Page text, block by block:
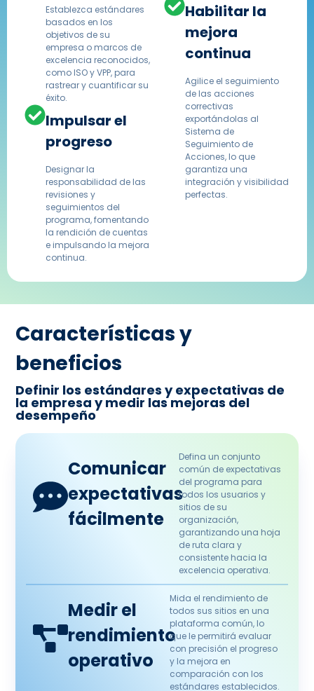
Establezca estándares
basados ​​en los
objetivos de su
empresa o marcos de
excelencia reconocidos,
como ISO y VPP, para
rastrear y cuantificar su
éxito.
Impulsar el
progreso
Designar la
responsabilidad de las
revisiones y
seguimientos del
programa, fomentando
la rendición de cuentas
e impulsando la mejora
continua.
Habilitar la
mejora
continua
Agilice el seguimiento
de las acciones
correctivas
exportándolas al
Sistema de
Seguimiento de
Acciones, lo que
garantiza una
integración y visibilidad
perfectas.
Características y
beneficios
Definir los estándares y expectativas de
la empresa y medir las mejoras del
desempeño
Comunicar
expectativas
fácilmente
Defina un conjunto
común de expectativas
del programa para
todos los usuarios y
sitios de su
organización,
garantizando una hoja
de ruta clara y
consistente hacia la
excelencia operativa.
Medir el
rendimiento
operativo
Mida el rendimiento de
todos sus sitios en una
plataforma común, lo
que le permitirá evaluar
con precisión el progreso
y la mejora en
comparación con los
estándares establecidos.